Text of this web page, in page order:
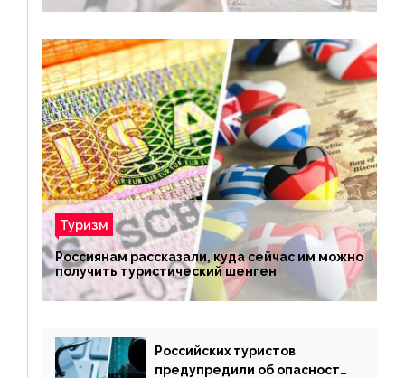
Туризм
Россиянам рассказали, куда сейчас им можно
получить туристический шенген
Российских туристов
предупредили об опасности